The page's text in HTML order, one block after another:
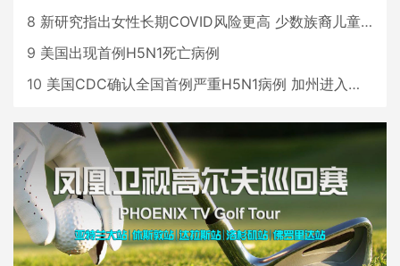
8 新研究指出女性长期COVID风险更高 少数族裔儿童存在差异
9 美国出现首例H5N1死亡病例
10 美国CDC确认全国首例严重H5N1病例 加州进入紧急状态